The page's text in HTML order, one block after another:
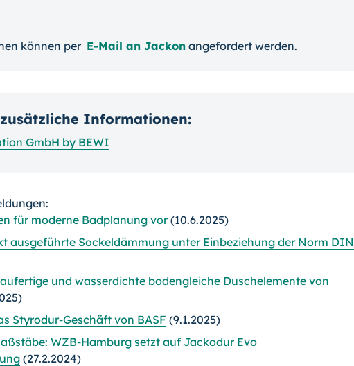
können per E-Mail an Jackon angefordert werden.
Informationen:
GmbH by BEWI
für moderne Badplanung vor(10.6.2025)
ausgeführte Sockeldämmung unter Einbeziehung der Norm DIN
und wasserdichte bodengleiche Duschelemente von
Styrodur-Geschäft von BASF (9.1.2025)
WZB-Hamburg setzt auf Jackodur Evo
(27.2.2024)